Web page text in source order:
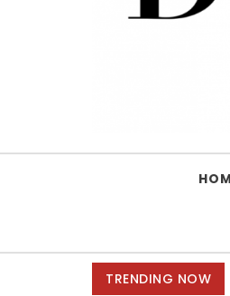
TRENDING NOW